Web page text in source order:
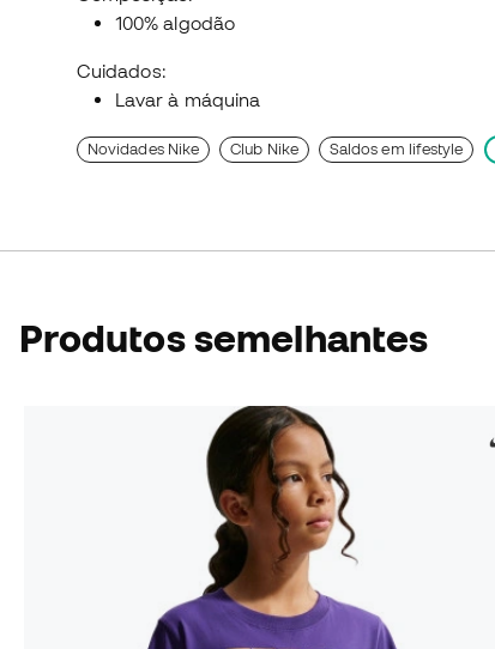
100% algodão
Cuidados:
Lavar à máquina
Novidades Nike Club Nike Saldos em lifestyle
Produtos semelhantes